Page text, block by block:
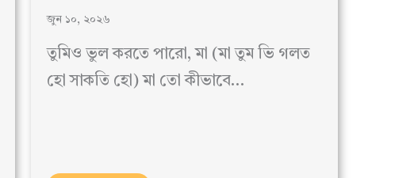
জুন ১০, ২০২৬
তুমিও ভুল করতে পারো, মা (মা তুম ভি গলত
হো সাকতি হো) মা তো কীভাবে…